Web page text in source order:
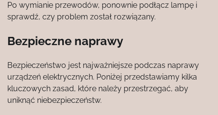
Po wymianie przewodów, ponownie podłącz lampę i
sprawdź, czy problem został rozwiązany.
Bezpieczne naprawy
Bezpieczeństwo jest najważniejsze podczas naprawy
urządzeń elektrycznych. Poniżej przedstawiamy kilka
kluczowych zasad, które należy przestrzegać, aby
uniknąć niebezpieczeństw.